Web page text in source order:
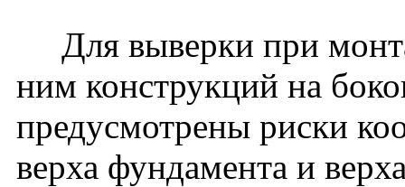
Для выверки при
ним конструкций на
предусмотрены риски
верха фундамента и